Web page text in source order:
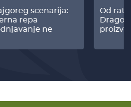
scenarija:
repa
ne
Od